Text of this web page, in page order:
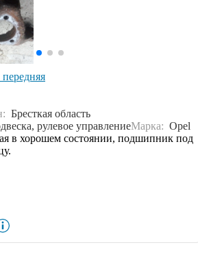
Бресткая область
рулевое управлениеМарка: Opel
в хорошем состоянии, подшипник под